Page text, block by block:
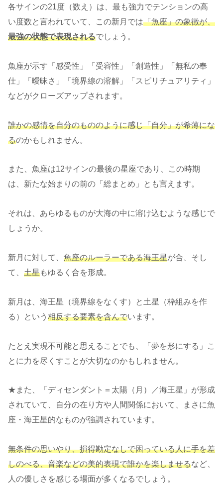
各サインの21度（数え）は、最も強力でテンションの高
い度数と言われていて、この新月では「魚座」の象徴が、
最強の状態で表現されるでしょう。
魚座が示す「感受性」「受容性」「創造性」「無私の奉
仕」「曖昧さ」「境界線の溶解」「スピリチュアリティ」
などがクローズアップされます。
誰かの感情を自分のもののように感じ「自分」が希薄にな
るのかもしれません。
また、魚座は12サインの最後の星座であり、この時期
は、新たな始まりの前の「総まとめ」とも言えます。
それは、あらゆるものが大海の中に溶け込むような感じで
しょうか。
新月に対して、 魚座のルーラーである海王星が合、そし
て、 土星もゆるく合を形成。
新月は、海王星（境界線をなくす）と土星（枠組みを作
る）という 相反する要素を含んでいます。
たとえ実現不可能と思えることでも、「夢を形にする」こ
とに力を尽くすことが大切なのかもしれません。
★また、「ディセンダント＝太陽（月）／海王星」が形成
されていて、自分の在り方や人間関係において、まさに魚
座・海王星的なものが強調されています。
無条件の思いやり、損得勘定なしで困っている人に手を差
しのべる、音楽などの美的表現で誰かを楽しませるなど、
人の優しさを感じる場面が多くなるでしょう。